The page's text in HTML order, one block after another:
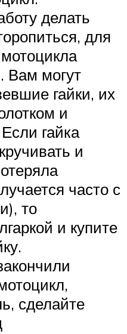
делать
для
Вам могут
гайки, их
и
гайка
и
часто с
то
и купите
сделайте